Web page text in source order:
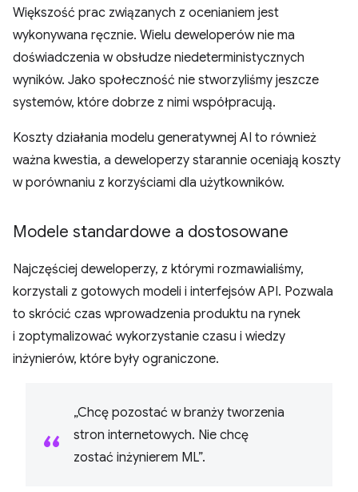
Większość prac związanych z ocenianiem jest
wykonywana ręcznie. Wielu deweloperów nie ma
doświadczenia w obsłudze niedeterministycznych
wyników. Jako społeczność nie stworzyliśmy jeszcze
systemów, które dobrze z nimi współpracują.
Koszty działania modelu generatywnej AI to również
ważna kwestia, a deweloperzy starannie oceniają koszty
w porównaniu z korzyściami dla użytkowników.
Modele standardowe a dostosowane
Najczęściej deweloperzy, z którymi rozmawialiśmy,
korzystali z gotowych modeli i interfejsów API. Pozwala
to skrócić czas wprowadzenia produktu na rynek
i zoptymalizować wykorzystanie czasu i wiedzy
inżynierów, które były ograniczone.
„Chcę pozostać w branży tworzenia
stron internetowych. Nie chcę
zostać inżynierem ML”.